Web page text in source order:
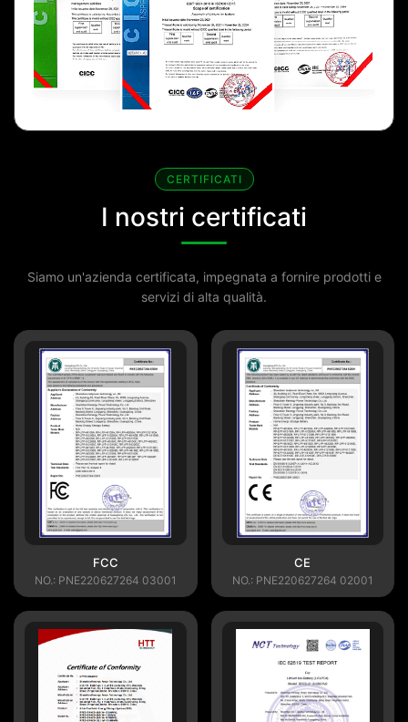
CERTIFICATI
I nostri certificati
Siamo un'azienda certificata, impegnata a fornire prodotti e
servizi di alta qualità.
FCC
NO.: PNE220627264 03001
CE
NO.: PNE220627264 02001